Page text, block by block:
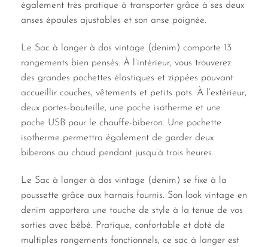
également très pratique à transporter grâce à ses deux
anses épaules ajustables et son anse poignée.
Le Sac à langer à dos vintage (denim) comporte 13
rangements bien pensés. À l’intérieur, vous trouverez
des grandes pochettes élastiques et zippées pouvant
accueillir couches, vêtements et petits pots. À l’extérieur,
deux portes-bouteille, une poche isotherme et une
poche USB pour le chauffe-biberon. Une pochette
isotherme permettra également de garder deux
biberons au chaud pendant jusqu’à trois heures.
Le Sac à langer à dos vintage (denim) se fixe à la
poussette grâce aux harnais fournis. Son look vintage en
denim apportera une touche de style à la tenue de vos
sorties avec bébé. Pratique, confortable et doté de
multiples rangements fonctionnels, ce sac à langer est